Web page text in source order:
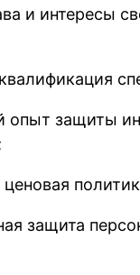
и интересы
опыт защиты
защита